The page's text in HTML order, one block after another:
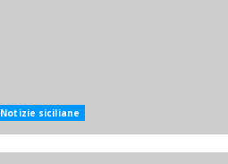
Notizie siciliane